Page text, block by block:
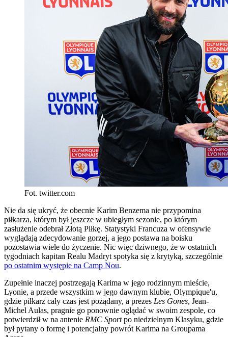
Fot. twitter.com
Nie da się ukryć, że obecnie Karim Benzema nie przypomina
piłkarza, którym był jeszcze w ubiegłym sezonie, po którym
zasłużenie odebrał Złotą Piłkę. Statystyki Francuza w ofensywie
wyglądają zdecydowanie gorzej, a jego postawa na boisku
pozostawia wiele do życzenie. Nic więc dziwnego, że w ostatnich
tygodniach kapitan Realu Madryt spotyka się z krytyką, szczególnie
po ostatnim występie na Camp Nou.
Zupełnie inaczej postrzegają Karima w jego rodzinnym mieście,
Lyonie, a przede wszystkim w jego dawnym klubie, Olympique'u,
gdzie piłkarz cały czas jest pożądany, a prezes Les Gones, Jean-
Michel Aulas, pragnie go ponownie oglądać w swoim zespole, co
potwierdził w na antenie RMC Sportpo niedzielnym Klasyku, gdzie
był pytany o formę i potencjalny powrót Karima na Groupama